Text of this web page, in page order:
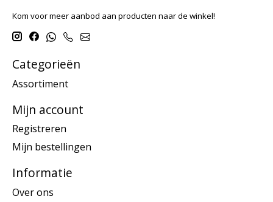
Kom voor meer aanbod aan producten naar de winkel!
Categorieën
Assortiment
Mijn account
Registreren
Mijn bestellingen
Informatie
Over ons